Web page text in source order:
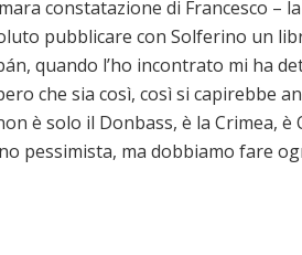
constatazione di Francesco –
pubblicare con Solferino un
quando l’ho incontrato mi ha
che sia così, così si capirebbe
è solo il Donbass, è la Crimea, è
pessimista, ma dobbiamo fare